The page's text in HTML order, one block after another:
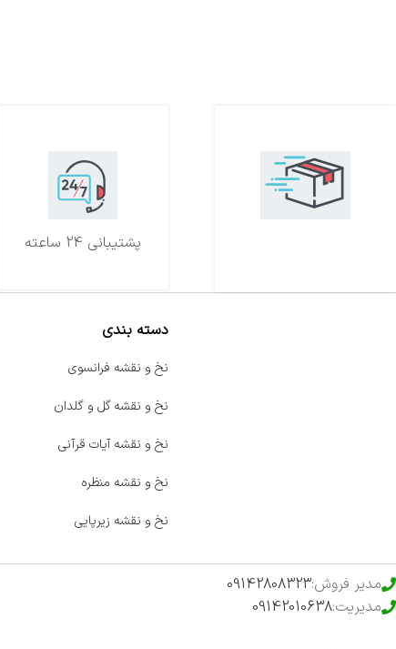
پشتیبانی 24 ساعته
دسته بندی
نخ و نقشه فرانسوی
نخ و نقشه گل و گلدان
نخ و نقشه آیات قرآنی
نخ و نقشه منظره
نخ و نقشه زیرپایی
مدیر فروش:09142808323
مدیریت:09142010638